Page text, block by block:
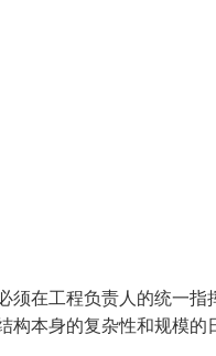
须在工程负责人的统一指
构本身的复杂性和规模的